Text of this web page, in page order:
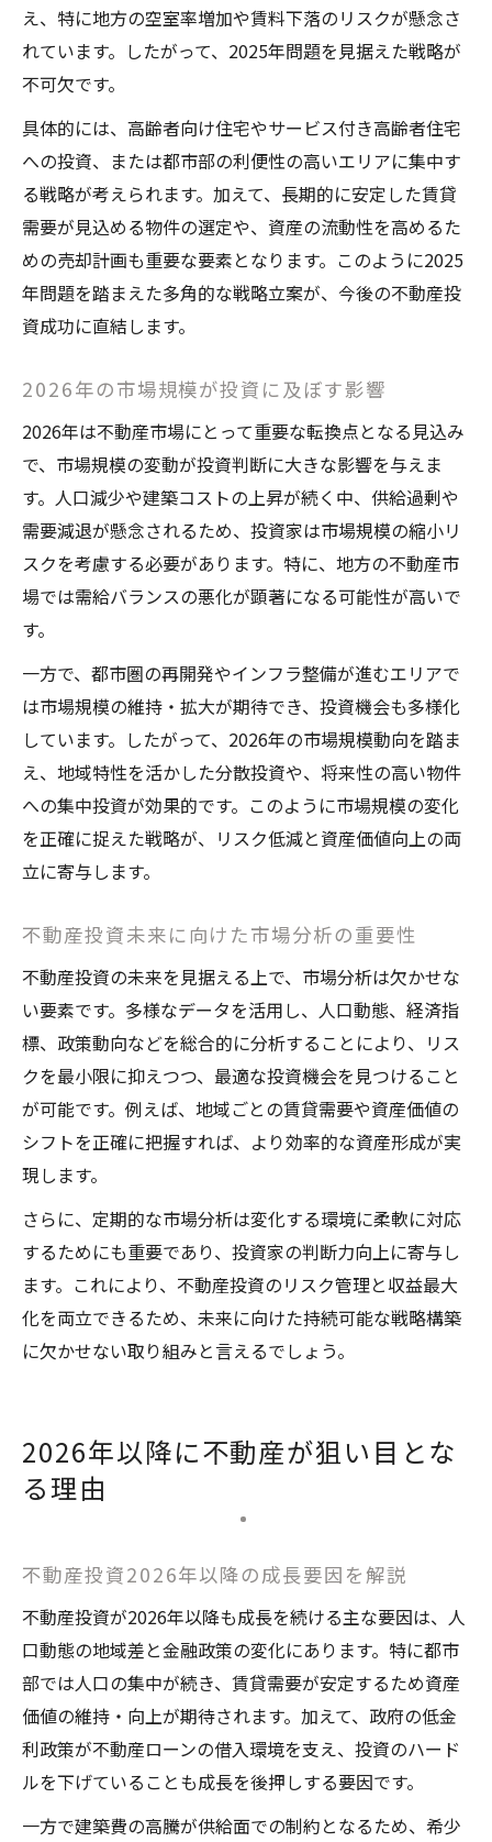
え、特に地方の空室率増加や賃料下落のリスクが懸念さ
れています。したがって、2025年問題を見据えた戦略が
不可欠です。
具体的には、高齢者向け住宅やサービス付き高齢者住宅
への投資、または都市部の利便性の高いエリアに集中す
る戦略が考えられます。加えて、長期的に安定した賃貸
需要が見込める物件の選定や、資産の流動性を高めるた
めの売却計画も重要な要素となります。このように2025
年問題を踏まえた多角的な戦略立案が、今後の不動産投
資成功に直結します。
2026年の市場規模が投資に及ぼす影響
2026年は不動産市場にとって重要な転換点となる見込み
で、市場規模の変動が投資判断に大きな影響を与えま
す。人口減少や建築コストの上昇が続く中、供給過剰や
需要減退が懸念されるため、投資家は市場規模の縮小リ
スクを考慮する必要があります。特に、地方の不動産市
場では需給バランスの悪化が顕著になる可能性が高いで
す。
一方で、都市圏の再開発やインフラ整備が進むエリアで
は市場規模の維持・拡大が期待でき、投資機会も多様化
しています。したがって、2026年の市場規模動向を踏ま
え、地域特性を活かした分散投資や、将来性の高い物件
への集中投資が効果的です。このように市場規模の変化
を正確に捉えた戦略が、リスク低減と資産価値向上の両
立に寄与します。
不動産投資未来に向けた市場分析の重要性
不動産投資の未来を見据える上で、市場分析は欠かせな
い要素です。多様なデータを活用し、人口動態、経済指
標、政策動向などを総合的に分析することにより、リス
クを最小限に抑えつつ、最適な投資機会を見つけること
が可能です。例えば、地域ごとの賃貸需要や資産価値の
シフトを正確に把握すれば、より効率的な資産形成が実
現します。
さらに、定期的な市場分析は変化する環境に柔軟に対応
するためにも重要であり、投資家の判断力向上に寄与し
ます。これにより、不動産投資のリスク管理と収益最大
化を両立できるため、未来に向けた持続可能な戦略構築
に欠かせない取り組みと言えるでしょう。
2026年以降に不動産が狙い目とな
る理由
不動産投資2026年以降の成長要因を解説
不動産投資が2026年以降も成長を続ける主な要因は、人
口動態の地域差と金融政策の変化にあります。特に都市
部では人口の集中が続き、賃貸需要が安定するため資産
価値の維持・向上が期待されます。加えて、政府の低金
利政策が不動産ローンの借入環境を支え、投資のハード
ルを下げていることも成長を後押しする要因です。
一方で建築費の高騰が供給面での制約となるため、希少
お問い合わせはこちら